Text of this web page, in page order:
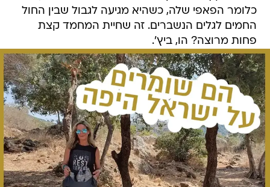
כלומר הפאפי שלה, כשהיא מגיעה לגבול שבין החול
החמים לגלים הנשברים. זה שחיית המחמד קצת
פחות מרוצה? הו, ביץ'.